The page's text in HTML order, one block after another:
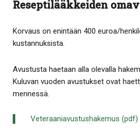
Reseptilääkkeiden
Korvaus on enintään 400 euroa/
kustannuksista.
Avustusta haetaan alla olevalla
Kuluvan vuoden avustukset ovat
mennessä.
Veteraaniavustushakemus (pdf)